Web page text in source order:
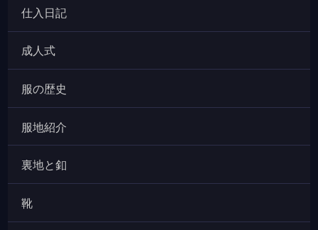
仕入日記
成人式
服の歴史
服地紹介
裏地と釦
靴